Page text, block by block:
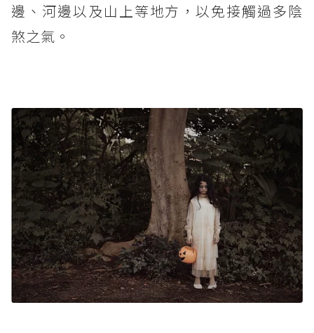
邊、河邊以及山上等地方，以免接觸過多陰
煞之氣。